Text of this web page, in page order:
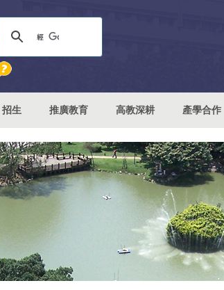
招生 推廣教育 高教深耕 產學合作